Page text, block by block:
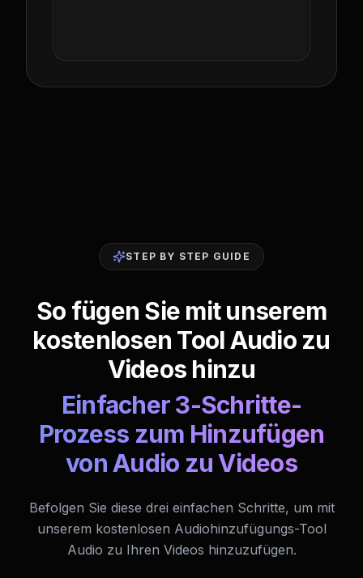
STEP BY STEP GUIDE
So fügen Sie mit unserem
kostenlosen Tool Audio zu
Videos hinzu
Einfacher 3-Schritte-
Prozess zum Hinzufügen
von Audio zu Videos
Befolgen Sie diese drei einfachen Schritte, um mit
unserem kostenlosen Audiohinzufügungs-Tool
Audio zu Ihren Videos hinzuzufügen.